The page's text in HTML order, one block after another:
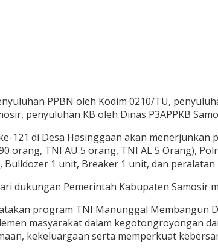
PPBN oleh Kodim 0210/TU,
penyuluhan KB oleh Dinas P3APPKB
121 di Desa Hasinggaan akan
orang, TNI AU 5 orang, TNI AL 5 Orang),
1 unit, Breaker 1 unit, dan
dukungan Pemerintah Kabupaten Samosir
program TNI Manunggal
masyarakat dalam kegotongroyongan
kekeluargaan serta memperkuat